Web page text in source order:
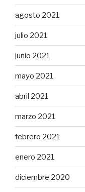
agosto 2021
julio 2021
junio 2021
mayo 2021
abril 2021
marzo 2021
febrero 2021
enero 2021
diciembre 2020